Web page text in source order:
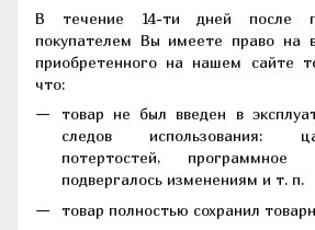
В течение 14-ти дней после
покупателем Вы имеете право на
приобретенного на нашем сайте
что:
товар не был введен в
следов использования:
потертостей, программное
подвергалось изменениям и т. п.
товар полностью сохранил